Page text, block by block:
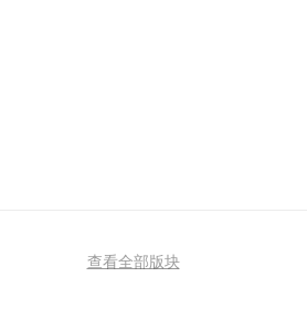
查看全部版块